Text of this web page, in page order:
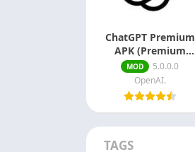
ChatGPT Premium
APK (Premium
Desbloqueado)
MOD
5.0.0.0
OpenAI.
TAGS